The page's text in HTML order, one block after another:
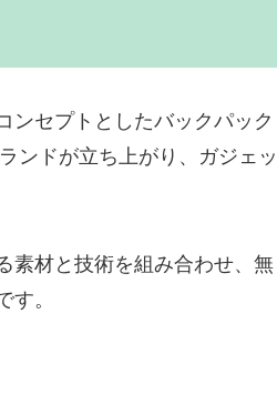
ンセプトとしたバックパック
ンドが立ち上がり、ガジェッ
素材と技術を組み合わせ、無
。